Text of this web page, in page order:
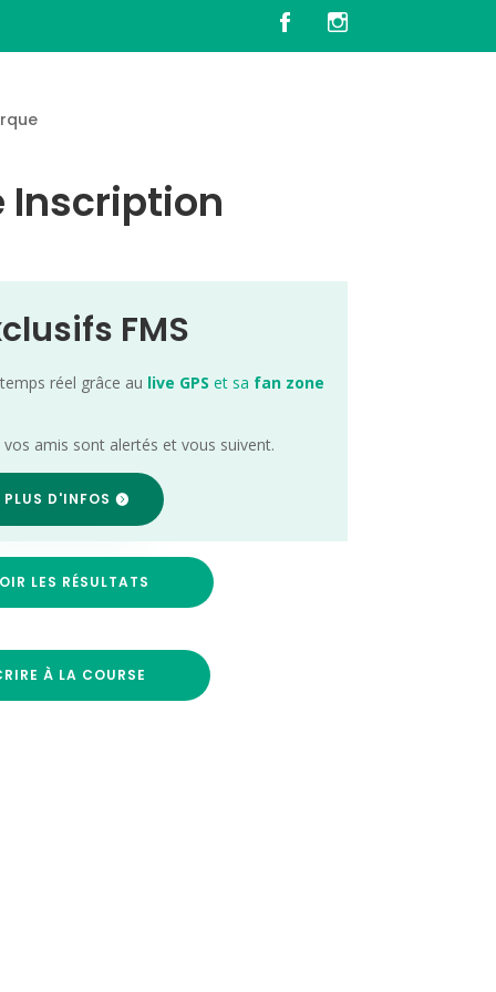
Inscription
FMS
réel grâce au live GPS et sa fan zone
vos amis sont alertés et vous suivent.
PLUS D'INFOS
LES RÉSULTATS
À LA COURSE